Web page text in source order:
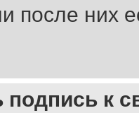
после них
подпись к